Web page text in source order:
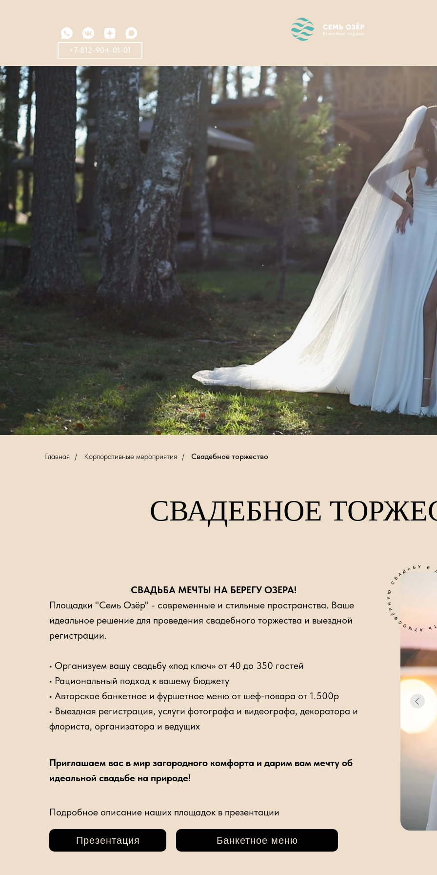
+7-812-904-01-01
Главная / Корпоративные мероприятия / Свадебное торжество
СВАДЕБНОЕ
СВАДЬБА МЕЧТЫ НА БЕРЕГУ ОЗЕРА!
Площадки "Семь Озёр" - современные и стильные пространства. Ваше
идеальное решение для проведения свадебного торжества и выездной
регистрации.
• Организуем вашу свадьбу «под ключ» от 40 до 350 гостей
• Рациональный подход к вашему бюджету
• Авторское банкетное и фуршетное меню от шеф-повара от 1.500р
• Выездная регистрация, услуги фотографа и видеографа, декоратора и
флориста, организатора и ведущих
Приглашаем вас в мир загородного комфорта и дарим вам мечту об
идеальной свадьбе на природе!
Презентация Банкетное меню
Подробное описание наших площадок в презентации